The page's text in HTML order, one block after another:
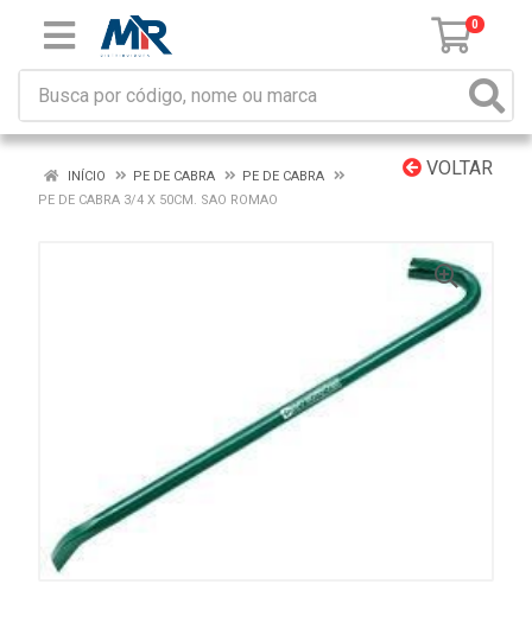
0
VOLTAR
INÍCIO PE DE CABRA
PE DE CABRA
PE DE CABRA 3/4 X 50CM. SAO ROMAO